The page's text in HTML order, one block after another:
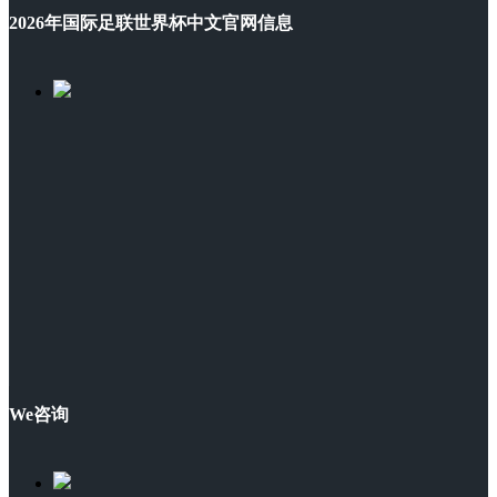
2026年国际足联世界杯中文官网信息
We咨询